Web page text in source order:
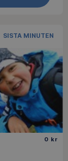
SISTA MINUTEN
0 kr